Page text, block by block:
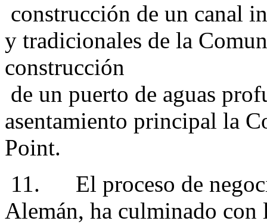
construcción de un canal
y tradicionales de la
construcción
de un puerto de aguas
asentamiento principal la
Point.
11. El proceso de
Alemán, ha culminado con